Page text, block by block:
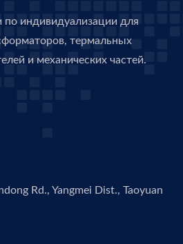
индивидуализации для
термальных
и механических частей.
Rd., Yangmei Dist., Taoyuan